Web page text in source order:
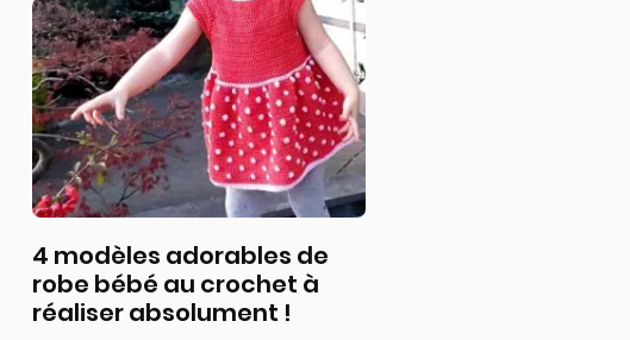
4 modèles adorables de
robe bébé au crochet à
réaliser absolument !